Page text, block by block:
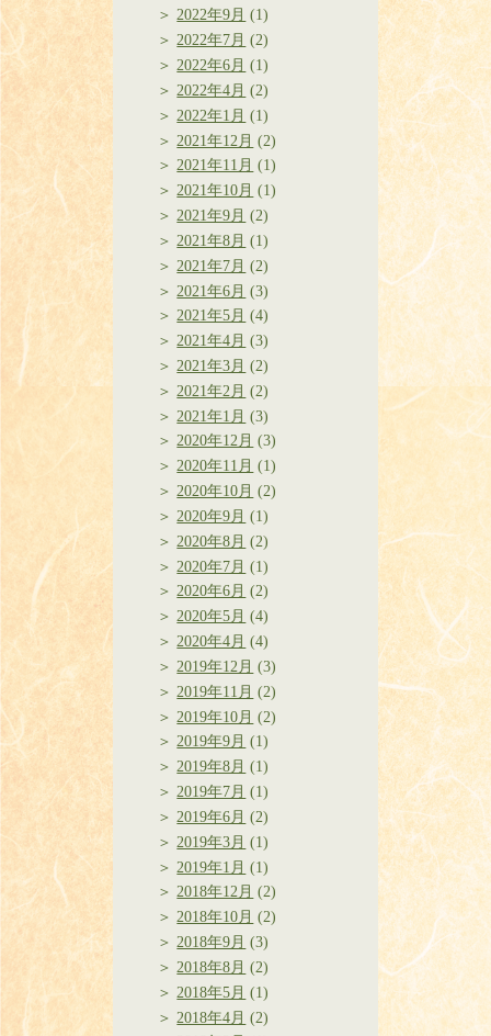
2022年9月 (1)
2022年7月 (2)
2022年6月 (1)
2022年4月 (2)
2022年1月 (1)
2021年12月 (2)
2021年11月 (1)
2021年10月 (1)
2021年9月 (2)
2021年8月 (1)
2021年7月 (2)
2021年6月 (3)
2021年5月 (4)
2021年4月 (3)
2021年3月 (2)
2021年2月 (2)
2021年1月 (3)
2020年12月 (3)
2020年11月 (1)
2020年10月 (2)
2020年9月 (1)
2020年8月 (2)
2020年7月 (1)
2020年6月 (2)
2020年5月 (4)
2020年4月 (4)
2019年12月 (3)
2019年11月 (2)
2019年10月 (2)
2019年9月 (1)
2019年8月 (1)
2019年7月 (1)
2019年6月 (2)
2019年3月 (1)
2019年1月 (1)
2018年12月 (2)
2018年10月 (2)
2018年9月 (3)
2018年8月 (2)
2018年5月 (1)
2018年4月 (2)